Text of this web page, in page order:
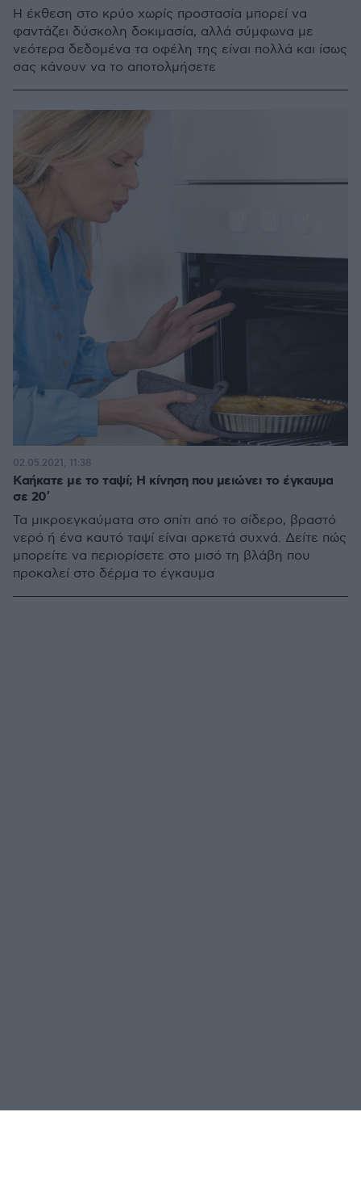
Η έκθεση στο κρύο χωρίς προστασία μπορεί να
φαντάζει δύσκολη δοκιμασία, αλλά σύμφωνα με
νεότερα δεδομένα τα οφέλη της είναι πολλά και ίσως
σας κάνουν να το αποτολμήσετε
Καήκατε με το ταψί; Η κίνηση που μειώνει το έγκαυμα
σε 20′
Τα μικροεγκαύματα στο σπίτι από το σίδερο, βραστό
νερό ή ένα καυτό ταψί είναι αρκετά συχνά. Δείτε πώς
μπορείτε να περιορίσετε στο μισό τη βλάβη που
προκαλεί στο δέρμα το έγκαυμα
02.05.2021, 11:38